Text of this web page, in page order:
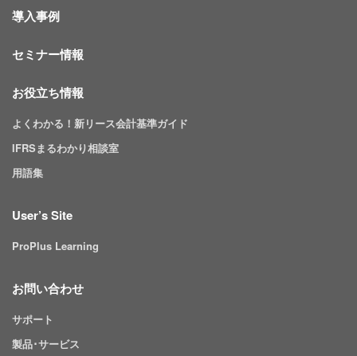
導入事例
セミナー情報
お役立ち情報
よくわかる！新リース会計基準ガイド
IFRSまるわかり相談室
用語集
User’s Site
ProPlus Learning
お問い合わせ
サポート
製品･サービス